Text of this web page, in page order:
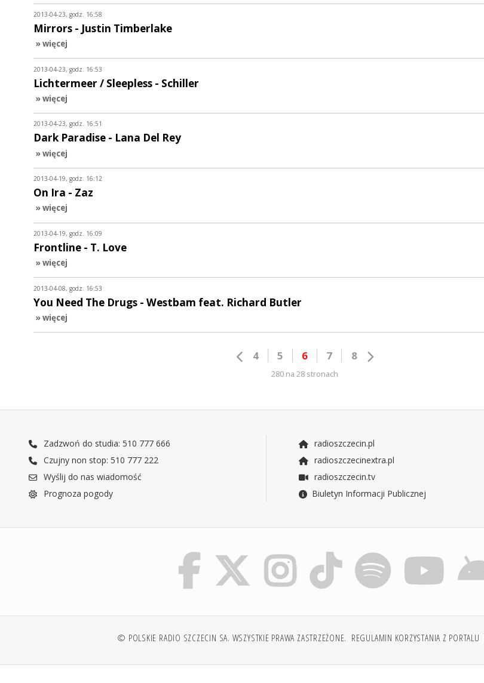
2013-04-23, godz. 16:58
Mirrors - Justin Timberlake
» więcej
2013-04-23, godz. 16:53
Lichtermeer / Sleepless - Schiller
» więcej
2013-04-23, godz. 16:51
Dark Paradise - Lana Del Rey
» więcej
2013-04-19, godz. 16:12
On Ira - Zaz
» więcej
2013-04-19, godz. 16:09
Frontline - T. Love
» więcej
2013-04-08, godz. 16:53
You Need The Drugs - Westbam feat. Richard Butler
» więcej
4 5 6 7 8
280 na 28 stronach
Zadzwoń do studia: 510 777 666
Czujny non stop: 510 777 222
Wyślij do nas wiadomość
Prognoza pogody
radioszczecin.pl
radioszczecinextra.pl
radioszczecin.tv
Biuletyn Informacji Publicznej
© POLSKIE RADIO SZCZECIN SA. WSZYSTKIE PRAWA ZASTRZEŻONE. REGULAMIN KORZYSTANIA Z PORTALU